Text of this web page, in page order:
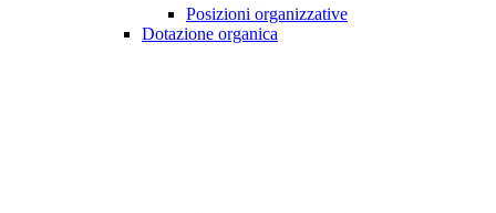
Posizioni organizzative
Dotazione organica